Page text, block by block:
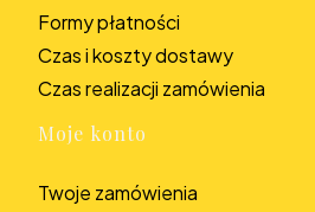
Formy płatności
Czas i koszty dostawy
Czas realizacji zamówienia
Moje konto
Twoje zamówienia